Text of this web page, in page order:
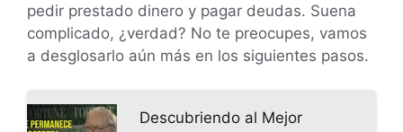
pedir prestado dinero y pagar deudas. Suena
complicado, ¿verdad? No te preocupes, vamos
a desglosarlo aún más en los siguientes pasos.
Descubriendo al Mejor